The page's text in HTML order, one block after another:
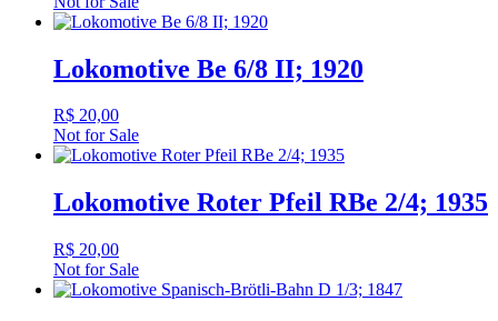
Lokomotive Be 6/8 II; 1920
R$ 20,00
Not for Sale
Lokomotive Roter Pfeil RBe 2/4; 1935
R$ 20,00
Not for Sale